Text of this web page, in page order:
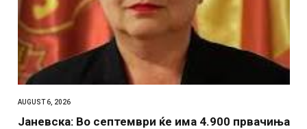
AUGUST 6, 2026
Јаневска: Во септември ќе има 4.900 првачиња